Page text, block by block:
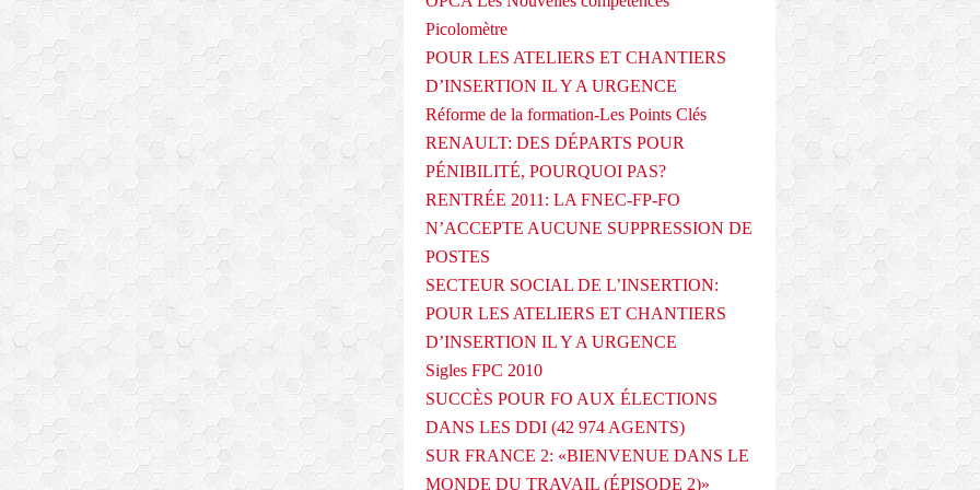
Picolomètre
POUR LES ATELIERS ET CHANTIERS
D’INSERTION IL Y A URGENCE
Réforme de la formation-Les Points Clés
RENAULT: DES DÉPARTS POUR
PÉNIBILITÉ, POURQUOI PAS?
RENTRÉE 2011: LA FNEC-FP-FO
N’ACCEPTE AUCUNE SUPPRESSION DE
POSTES
SECTEUR SOCIAL DE L’INSERTION:
POUR LES ATELIERS ET CHANTIERS
D’INSERTION IL Y A URGENCE
Sigles FPC 2010
SUCCÈS POUR FO AUX ÉLECTIONS
DANS LES DDI (42 974 AGENTS)
SUR FRANCE 2: «BIENVENUE DANS LE
MONDE DU TRAVAIL (ÉPISODE 2)»